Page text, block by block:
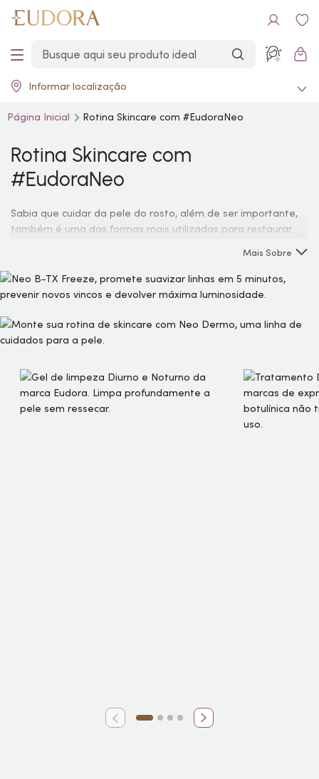
Informar localização
Página Inicial Rotina Skincare com #EudoraNeo
Rotina Skincare com
#EudoraNeo
Sabia que cuidar da pele do rosto, além de ser importante,
também é uma das formas mais utilizadas para restaurar
primeiro passo é começar com uma limpeza diária, fazendo
uma ou duas esfoliações por semana. Depois, comece a
apostar em tratamentos potencializadores, e claro, não
sua pele saudável, vai destacar ainda mais sua beleza
natural!
Mais Sobre